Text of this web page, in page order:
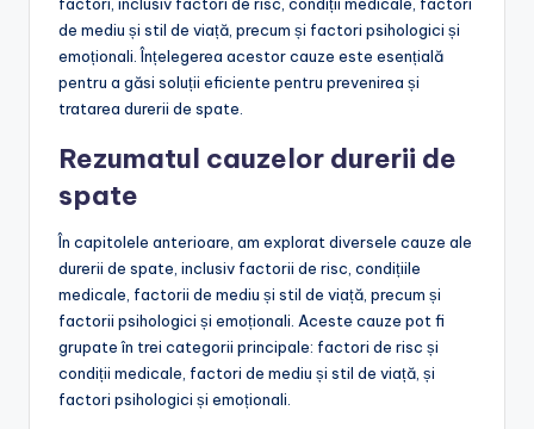
factori, inclusiv factori de risc, condiții medicale, factori
de mediu și stil de viață, precum și factori psihologici și
emoționali. Înțelegerea acestor cauze este esențială
pentru a găsi soluții eficiente pentru prevenirea și
tratarea durerii de spate.
Rezumatul cauzelor durerii de
spate
În capitolele anterioare, am explorat diversele cauze ale
durerii de spate, inclusiv factorii de risc, condițiile
medicale, factorii de mediu și stil de viață, precum și
factorii psihologici și emoționali. Aceste cauze pot fi
grupate în trei categorii principale: factori de risc și
condiții medicale, factori de mediu și stil de viață, și
factori psihologici și emoționali.